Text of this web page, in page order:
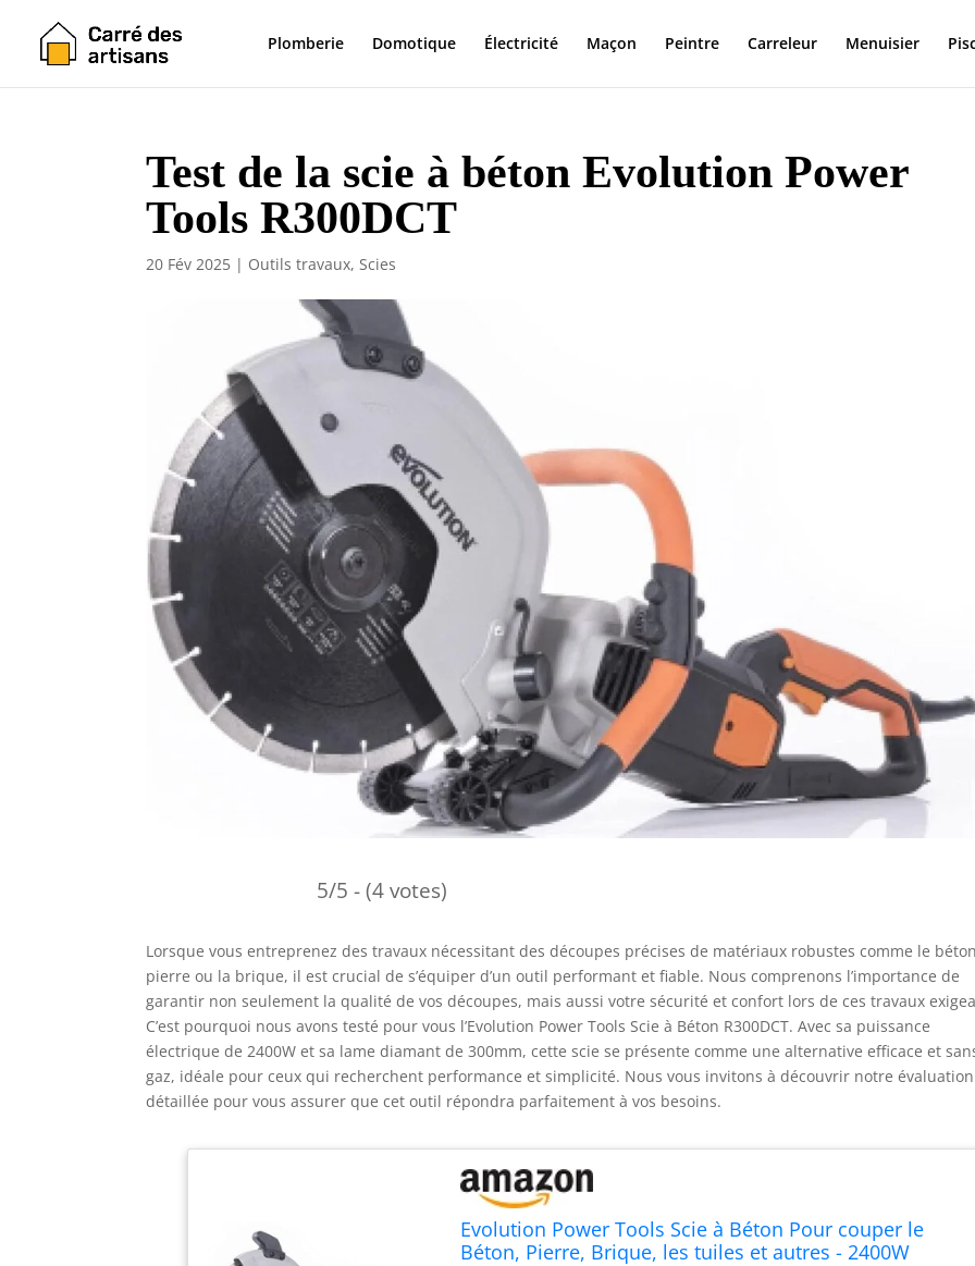
Plomberie Domotique Électricité Maçon Peintre Carreleur Menuisier
Test de la scie à béton Evolution Power
Tools R300DCT
20 Fév 2025 | Outils travaux,Scies
5/5 - (4 votes)
Lorsque vous entreprenez des travaux nécessitant des découpes précises de matériaux robustes comme le
pierre ou la brique, il est crucial de s’équiper d’un outil performant et fiable. Nous comprenons l’importance de
garantir non seulement la qualité de vos découpes, mais aussi votre sécurité et confort lors de ces travaux
C’est pourquoi nous avons testé pour vous l’Evolution Power Tools Scie à Béton R300DCT. Avec sa puissance
électrique de 2400W et sa lame diamant de 300mm, cette scie se présente comme une alternative efficace et
gaz, idéale pour ceux qui recherchent performance et simplicité. Nous vous invitons à découvrir notre évaluation
détaillée pour vous assurer que cet outil répondra parfaitement à vos besoins.
Evolution Power Tools Scie à Béton Pour couper le
Béton, Pierre, Brique, les tuiles et autres - 2400W